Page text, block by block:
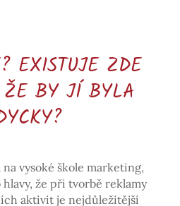
EXISTUJE ZDE
ŽE BY JÍ BYLA
vysoké škole marketing,
že při tvorbě reklamy
aktivit je nejdůležitější